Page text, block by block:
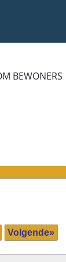
BEWONERS
BLADEREN
Volgende»